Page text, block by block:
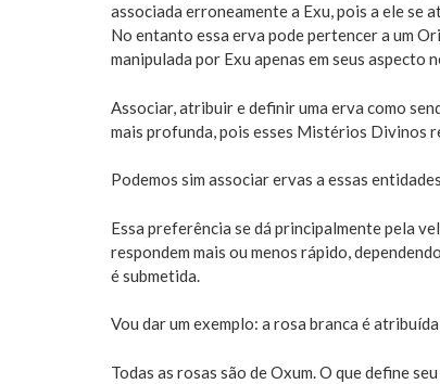
associada erroneamente a Exu, pois a ele se
No entanto essa erva pode pertencer a um
manipulada por Exu apenas em seus aspecto
Associar, atribuir e definir uma erva como
mais profunda, pois esses Mistérios Divinos
Podemos sim associar ervas a essas
Essa preferência se dá principalmente pela
respondem mais ou menos rápido,
é submetida.
Vou dar um exemplo: a rosa branca é
Todas as rosas são de Oxum. O que define